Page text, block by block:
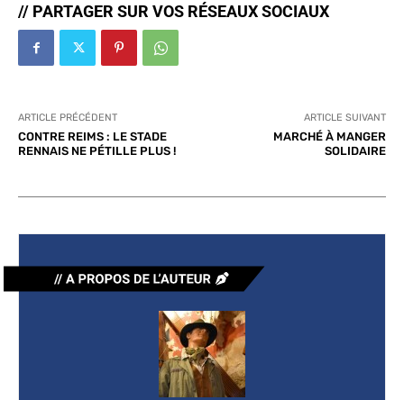
// PARTAGER SUR VOS RÉSEAUX SOCIAUX
ARTICLE PRÉCÉDENT
CONTRE REIMS : LE STADE
RENNAIS NE PÉTILLE PLUS !
ARTICLE SUIVANT
MARCHÉ À MANGER
SOLIDAIRE